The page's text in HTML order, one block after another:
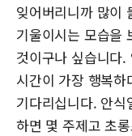
잊어버리니까 많이
기울이시는 모습을
것이구나 싶습니다
시간이 가장 행복
기다리십니다. 안
하면 몇 주제고 초